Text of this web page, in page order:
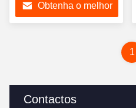
Contactos
Obtenha o melhor
1